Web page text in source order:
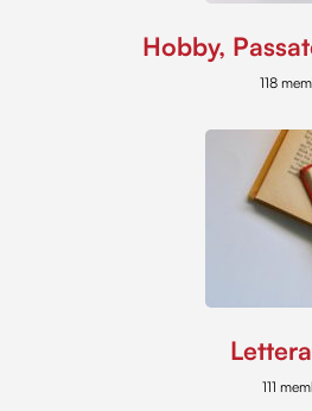
Hobby,
118
111